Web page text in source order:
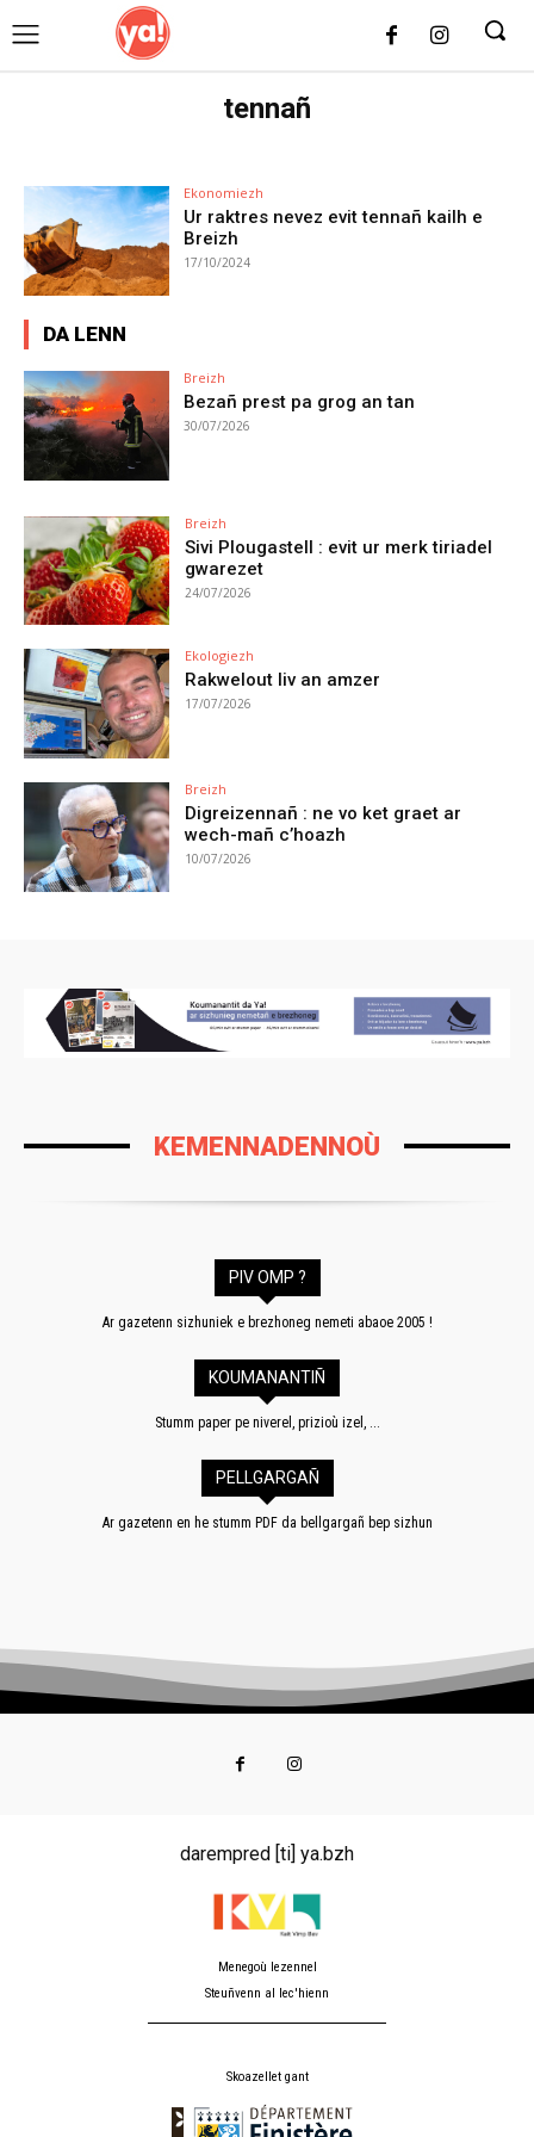
tennañ
Ekonomiezh
Ur raktres nevez evit tennañ kailh e
Breizh
17/10/2024
DA LENN
Breizh
Bezañ prest pa grog an tan
30/07/2026
Breizh
Sivi Plougastell : evit ur merk tiriadel
gwarezet
24/07/2026
Ekologiezh
Rakwelout liv an amzer
17/07/2026
Breizh
Digreizennañ : ne vo ket graet ar
wech-mañ c’hoazh
10/07/2026
KEMENNADENNOÙ
PIV OMP ?
Ar gazetenn sizhuniek e brezhoneg nemeti abaoe 2005 !
KOUMANANTIÑ
Stumm paper pe niverel, prizioù izel, ...
PELLGARGAÑ
Ar gazetenn en he stumm PDF da bellgargañ bep sizhun
darempred [ti] ya.bzh
Menegoù lezennel
Steuñvenn al lec'hienn
Skoazellet gant